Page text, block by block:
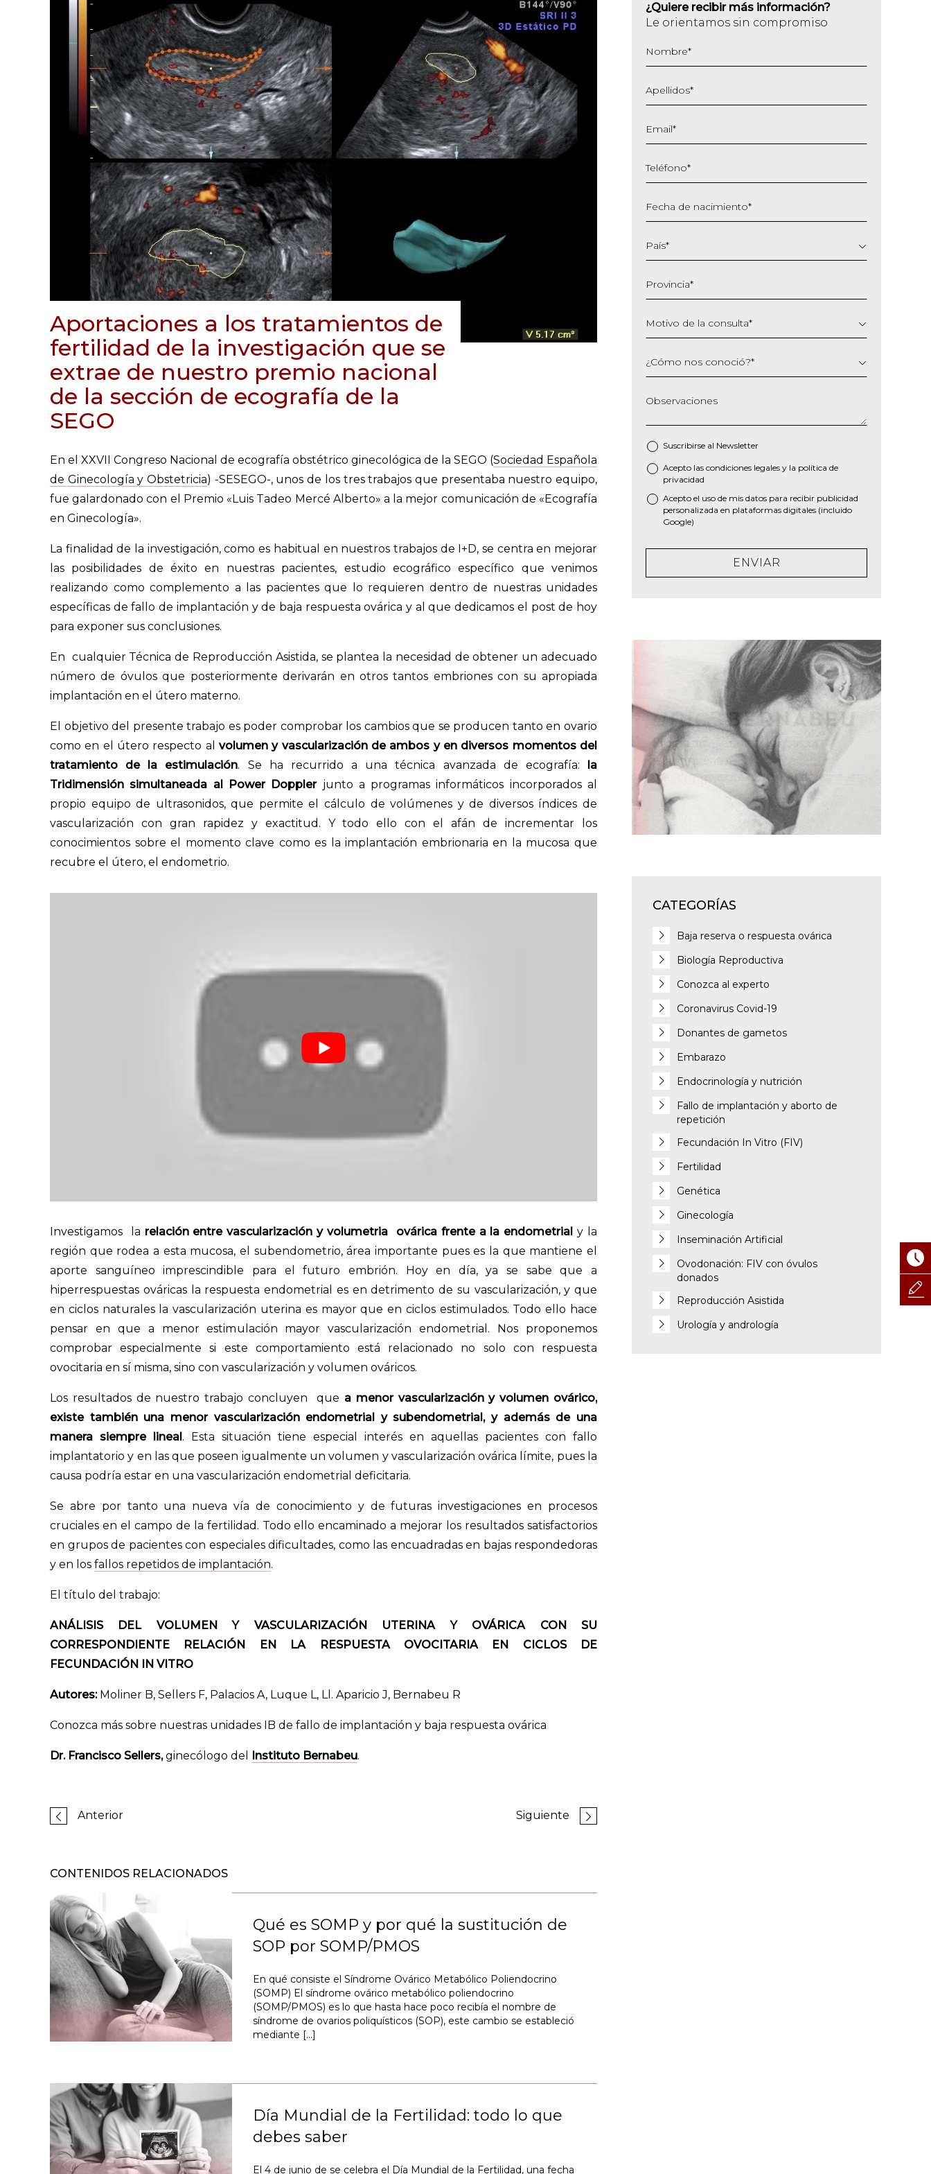
Aportaciones a los tratamientos de
fertilidad de la investigación que se
extrae de nuestro premio nacional
de la sección de ecografía de la
SEGO
En el XXVII Congreso Nacional de ecografía obstétrico ginecológica de la SEGO (Sociedad Española
de Ginecología y Obstetricia) -SESEGO-, unos de los tres trabajos que presentaba nuestro equipo,
fue galardonado con el Premio «Luis Tadeo Mercé Alberto» a la mejor comunicación de «Ecografía
en Ginecología».
La finalidad de la investigación, como es habitual en nuestros trabajos de I+D, se centra en mejorar
las posibilidades de éxito en nuestras pacientes, estudio ecográfico específico que venimos
realizando como complemento a las pacientes que lo requieren dentro de nuestras unidades
específicas de fallo de implantación y de baja respuesta ovárica y al que dedicamos el post de hoy
para exponer sus conclusiones.
En cualquier Técnica de Reproducción Asistida, se plantea la necesidad de obtener un adecuado
número de óvulos que posteriormente derivarán en otros tantos embriones con su apropiada
implantación en el útero materno.
El objetivo del presente trabajo es poder comprobar los cambios que se producen tanto en ovario
como en el útero respecto al volumen y vascularización de ambos y en diversos momentos del
tratamiento de la estimulación. Se ha recurrido a una técnica avanzada de ecografía:
la
Tridimensión simultaneada al Power Doppler junto a programas informáticos incorporados al
propio equipo de ultrasonidos, que permite el cálculo de volúmenes y de diversos índices de
vascularización con gran rapidez y exactitud. Y todo ello con el afán de incrementar los
conocimientos sobre el momento clave como es la implantación embrionaria en la mucosa que
recubre el útero, el endometrio.
Investigamos la relación entre vascularización y volumetria ovárica frente a la endometrialy la
región que rodea a esta mucosa, el subendometrio, área importante pues es la que mantiene el
aporte sanguíneo imprescindible para el futuro embrión. Hoy en día, ya se sabe que a
hiperrespuestas ováricas la respuesta endometrial es en detrimento de su vascularización, y que
en ciclos naturales la vascularización uterina es mayor que en ciclos estimulados. Todo ello hace
pensar en que a menor estimulación mayor vascularización endometrial. Nos proponemos
comprobar especialmente si este comportamiento está relacionado no solo con respuesta
ovocitaria en sí misma, sino con vascularización y volumen ováricos.
Los resultados de nuestro trabajo concluyen que a menor vascularización y volumen ovárico,
existe también una menor vascularización endometrial y subendometrial, y además de una
manera siempre lineal. Esta situación tiene especial interés en aquellas pacientes con fallo
implantatorio y en las que poseen igualmente un volumen y vascularización ovárica límite, pues la
causa podría estar en una vascularización endometrial deficitaria.
Se abre por tanto una nueva vía de conocimiento y de futuras investigaciones en procesos
cruciales en el campo de la fertilidad. Todo ello encaminado a mejorar los resultados satisfactorios
en grupos de pacientes con especiales dificultades, como las encuadradas en bajas respondedoras
y en los fallos repetidos de implantación.
El título del trabajo:
ANÁLISIS DEL VOLUMEN Y VASCULARIZACIÓN UTERINA Y OVÁRICA CON SU
CORRESPONDIENTE RELACIÓN EN LA RESPUESTA OVOCITARIA EN CICLOS DE
FECUNDACIÓN IN VITRO
Autores:Moliner B, Sellers F, Palacios A, Luque L, Ll. Aparicio J, Bernabeu R
Conozca más sobre nuestras unidades IB de fallo de implantación y baja respuesta ovárica
Dr. Francisco Sellers,ginecólogo del Instituto Bernabeu.
Anterior Siguiente
CONTENIDOS RELACIONADOS
Qué es SOMP y por qué la sustitución de
SOP por SOMP/PMOS
En qué consiste el Síndrome Ovárico Metabólico Poliendocrino
(SOMP) El síndrome ovárico metabólico poliendocrino
(SOMP/PMOS) es lo que hasta hace poco recibía el nombre de
síndrome de ovarios poliquísticos (SOP), este cambio se estableció
mediante […]
Día Mundial de la Fertilidad: todo lo que
debes saber
El 4 de junio de se celebra el Día Mundial de la Fertilidad, una fecha
¿Quiere recibir más información?
Le orientamos sin compromiso
Nombre*
Apellidos*
Email*
Teléfono*
Fecha de nacimiento*
barra
MM
AAAA
País*
Provincia*
Motivo de la consulta*
¿Cómo nos conoció?*
Observaciones
Suscribirse al Newsletter
* Acepto las condiciones legales y la política de
privacidad
Acepto el uso de mis datos para recibir publicidad
personalizada en plataformas digitales (incluido
Google)
ENVIAR
CATEGORÍAS
Baja reserva o respuesta ovárica
Biología Reproductiva
Conozca al experto
Coronavirus Covid-19
Donantes de gametos
Embarazo
Endocrinología y nutrición
Fallo de implantación y aborto de
repetición
Fecundación In Vitro (FIV)
Fertilidad
Genética
Ginecología
Inseminación Artificial
Ovodonación: FIV con óvulos
donados
Reproducción Asistida
Urología y andrología